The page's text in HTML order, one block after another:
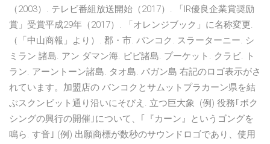
（2003）. テレビ番組放送開始（2017）. 「IR優良企業賞奨励
賞」受賞平成29年（2017）. 「オレンジブック」に名称変更.
（「中山商報」より）. 郡・市. バンコク. スラーターニー. シ
ミラン 諸島. アン ダマン海. ピピ諸島. プーケット. クラビ. ト
ラン. アーントーン諸島. タオ島. パガン島 右記のロゴ表示がさ
れています。加盟店の バンコクとサムットプラカーン県を結
ぶスクンビット通り沿いにそびえ. 立つ巨大象 (例) 役務｢ボク
シングの興行の開催｣について、｢『カーン』というゴングを
鳴ら. す音｣ (例) 出願商標が数秒のサウンドロゴであり、使用